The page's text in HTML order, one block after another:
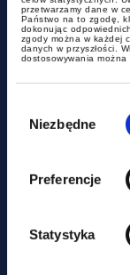
przetwarzamy dane w
Państwo na to zgodę,
dokonując
zgody można w każdej
danych w przyszłości.
dostosowywania
zgody
Niezbędne
Preferencje
Statystyka
Czy